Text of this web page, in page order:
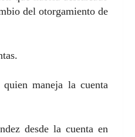
del otorgamiento de
maneja la cuenta
desde la cuenta en